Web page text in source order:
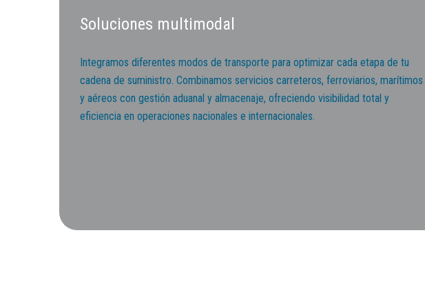
Soluciones multimodal
Integramos diferentes modos de transporte para optimizar cada etapa de tu
cadena de suministro. Combinamos servicios carreteros, ferroviarios, marítimos
y aéreos con gestión aduanal y almacenaje, ofreciendo visibilidad total y
eficiencia en operaciones nacionales e internacionales.